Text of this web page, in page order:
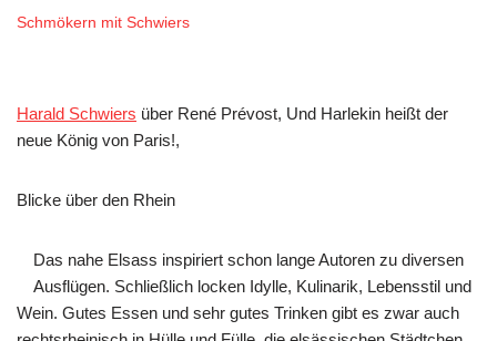
Schmökern mit Schwiers
Harald Schwiers über René Prévost, Und Harlekin heißt der
neue König von Paris!,
Blicke über den Rhein
Das nahe Elsass inspiriert schon lange Autoren zu diversen
Ausflügen. Schließlich locken Idylle, Kulinarik, Lebensstil und
Wein. Gutes Essen und sehr gutes Trinken gibt es zwar auch